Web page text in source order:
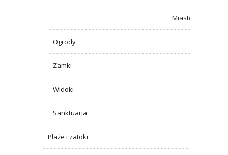
Miasteczka
Ogrody
Zamki
Widoki
Sanktuaria
Plaże i zatoki